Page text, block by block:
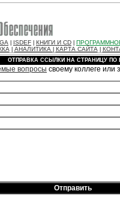
ISDEF КНИГИ И CD
| АНАЛИТИКА КАРТА САЙТА|
ОТПРАВКА ССЫЛКИ НА СТРАНИЦУ ПО
вопросы своему коллеге